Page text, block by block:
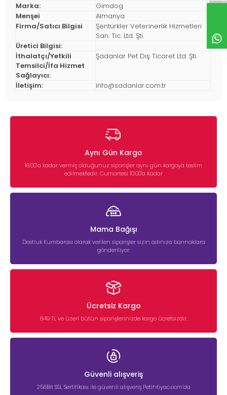
Marka:
Gimdog
Menşei
Almanya
Firma/Satıcı Bilgisi
Şentürkler Veterinerlik Hizmetleri
San. Tic. Ltd. Şti.
Üretici Bilgisi:
İthalatçı/Yetkili
Temsilci/İfa Hizmet
Sağlayıcı:
Şadanlar Pet Dış Ticaret Ltd. Şti.
İletişim: info@sadanlar.com.tr
Aynı Gün Kargo
16:00’a kadar vermiş olduğunuz siparişler aynı gün kargoya teslim
edilmektedir. Cumartesi 10:00'a Kadar
Mama Bağışı
Dostluk Kumbarası olarak verilen siparişler sizin adınıza barınaklara
gönderiliyor.
Ücretsiz Kargo
849 TL ve üzeri bütün siparişlerinizde kargo ücretsizdir.
Güvenli alışveriş
256Bit SSL Sertifikası ile güvenli alışveriş Petihtiyac.com’da